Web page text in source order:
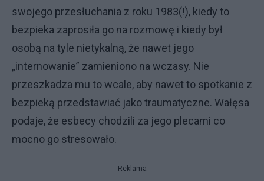
swojego przesłuchania z roku 1983(!), kiedy to
bezpieka zaprosiła go na rozmowę i kiedy był
osobą na tyle nietykalną, że nawet jego
„internowanie” zamieniono na wczasy. Nie
przeszkadza mu to wcale, aby nawet to spotkanie z
bezpieką przedstawiać jako traumatyczne. Wałęsa
podaje, że esbecy chodzili za jego plecami co
mocno go stresowało.
Reklama